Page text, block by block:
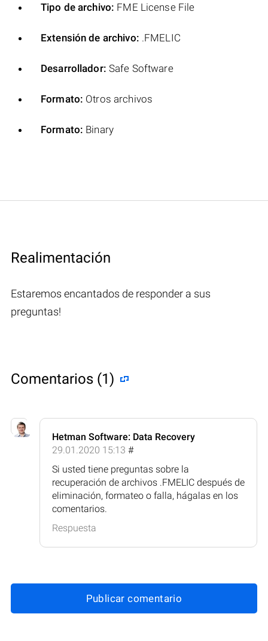
Tipo de archivo: FME License File
Extensión de archivo: .FMELIC
Desarrollador: Safe Software
Formato: Otros archivos
Formato: Binary
Realimentación
Estaremos encantados de responder a sus
preguntas!
Comentarios (1)
Hetman Software: Data Recovery
29.01.2020 15:13 #
Si usted tiene preguntas sobre la
recuperación de archivos .FMELIC después de
eliminación, formateo o falla, hágalas en los
comentarios.
Respuesta
Publicar comentario